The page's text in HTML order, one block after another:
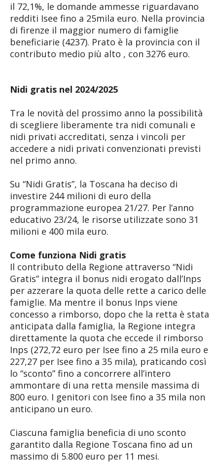
il 72,1%, le domande ammesse riguardavano
redditi Isee fino a 25mila euro. Nella provincia
di firenze il maggior numero di famiglie
beneficiarie (4237). Prato è la provincia con il
contributo medio più alto , con 3276 euro.
Nidi gratis nel 2024/2025
Tra le novità del prossimo anno la possibilità
di scegliere liberamente tra nidi comunali e
nidi privati accreditati, senza i vincoli per
accedere a nidi privati convenzionati previsti
nel primo anno.
Su “Nidi Gratis”, la Toscana ha deciso di
investire 244 milioni di euro della
programmazione europea 21/27. Per l’anno
educativo 23/24, le risorse utilizzate sono 31
milioni e 400 mila euro.
Come funziona Nidi gratis
Il contributo della Regione attraverso “Nidi
Gratis” integra il bonus nidi erogato dall’Inps
per azzerare la quota delle rette a carico delle
famiglie. Ma mentre il bonus Inps viene
concesso a rimborso, dopo che la retta è stata
anticipata dalla famiglia, la Regione integra
direttamente la quota che eccede il rimborso
Inps (272,72 euro per Isee fino a 25 mila euro e
227,27 per Isee fino a 35 mila), praticando così
lo “sconto” fino a concorrere all’intero
ammontare di una retta mensile massima di
800 euro. I genitori con Isee fino a 35 mila non
anticipano un euro.
Ciascuna famiglia beneficia di uno sconto
garantito dalla Regione Toscana fino ad un
massimo di 5.800 euro per 11 mesi.